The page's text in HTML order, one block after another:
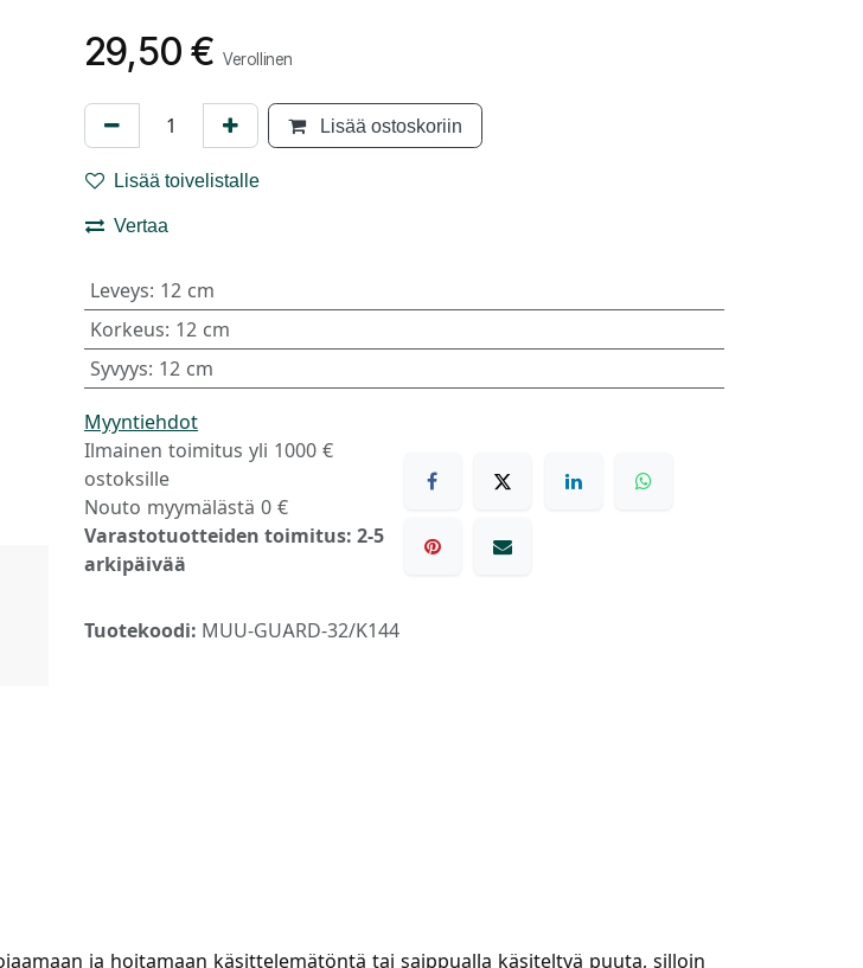
29,50 € Verollinen
Lisää ostoskoriin
Lisää toivelistalle
Vertaa
Leveys: 12 cm
Korkeus: 12 cm
Syvyys: 12 cm
Myyntiehdot
Ilmainen toimitus yli 1000 €
ostoksille
Nouto myymälästä 0 €
Varastotuotteiden toimitus: 2-5
arkipäivää
Tuotekoodi: MUU-GUARD-32/K144
ja hoitamaan käsittelemätöntä tai saippualla käsiteltyä puuta, silloin